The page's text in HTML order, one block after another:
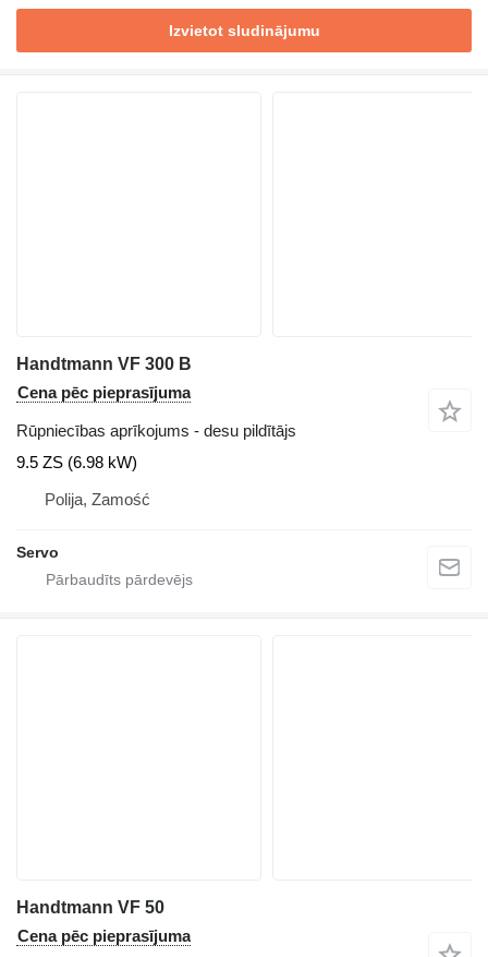
Izvietot sludinājumu
Handtmann VF 300 B
Cena pēc pieprasījuma
Rūpniecības aprīkojums - desu pildītājs
9.5 ZS (6.98 kW)
Polija, Zamość
Servo
Handtmann VF 50
Cena pēc pieprasījuma